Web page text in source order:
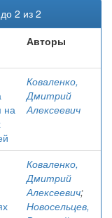
2 из 2
Авторы
на
Коваленко,
Дмитрий
Алексеевич
Коваленко,
Дмитрий
Алексеевич;
Новосельцев,